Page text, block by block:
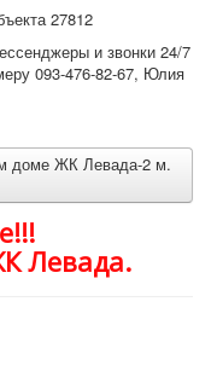
27812
и звонки 24/7
093-476-82-67, Юлия
доме ЖК Левада-2 м.
Левада.